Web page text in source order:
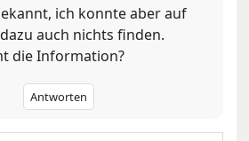
ich konnte aber auf
auch nichts finden.
die Information?
Antworten